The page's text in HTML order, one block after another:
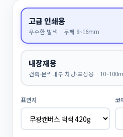
고급 인쇄용
우수한 발색 · 두께 8~16mm
내장재용
건축·문짝내부·차량·포장용 ·
표면지 코